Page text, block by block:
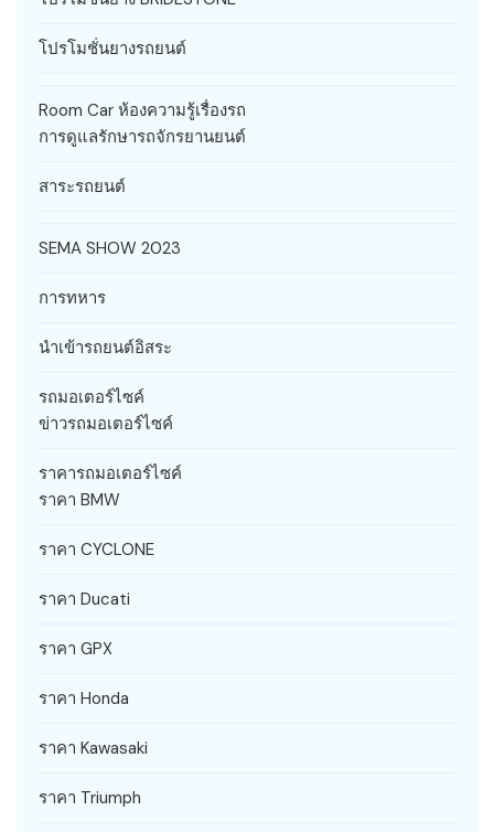
โปรโมชั่นยางรถยนต์
Room Car ห้องความรู้เรื่องรถ
การดูแลรักษารถจักรยานยนต์
สาระรถยนต์
SEMA SHOW 2023
การทหาร
นำเข้ารถยนต์อิสระ
รถมอเตอร์ไซค์
ข่าวรถมอเตอร์ไซค์
ราคารถมอเตอร์ไซค์
ราคา BMW
ราคา CYCLONE
ราคา Ducati
ราคา GPX
ราคา Honda
ราคา Kawasaki
ราคา Triumph